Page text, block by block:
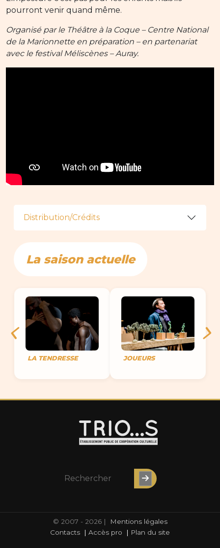
pourront venir quand même.
Organisé par le Théâtre à la Coque – Centre National
de la Marionnette en préparation – en partenariat
avec le festival Méliscènes – Auray.
Distribution/Crédits
La saison actuelle
LA TENDRESSE JOUEURS
© 2007 - 2026 |
Mentions légales
Contacts
| Accès pro | Plan du site